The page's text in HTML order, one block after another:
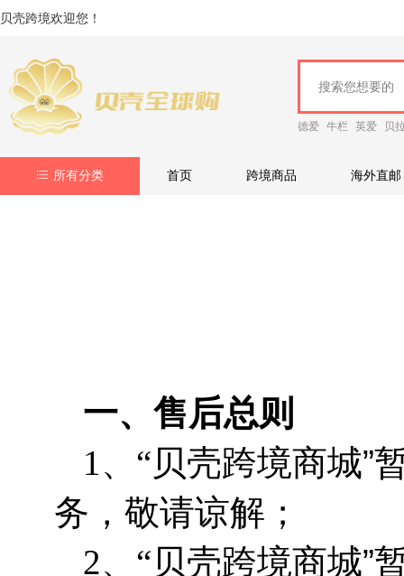
贝壳跨境欢迎您！
德爱 牛栏 英爱 贝
所有分类 首页 跨境商品 海外直邮
一、售后总则
1、“贝壳跨境商城”
务，敬请谅解；
2、“贝壳跨境商城”